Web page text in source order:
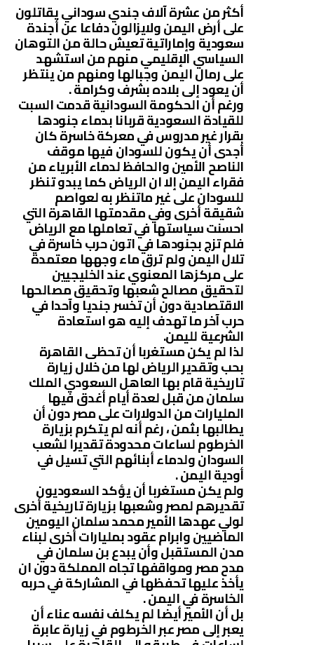
أكثر من عشرة آلاف جندي سوداني يقاتلون
على أرض اليمن ولايزالون دفاعا عن أجندة
سعودية وإماراتية تعيش حالة من التوهان
السياسي الإقليمي منهم من استشهد
على رمال اليمن وجبالها ومنهم من ينتظر
أن يعود إلى بلاده بشرف وكرامة .
ورغم أن الحكومة السودانية قدمت السبت
للقيادة السعودية قربانا بدماء جنودها
بقرار غير مدروس في معركة خاسرة كان
أجدى أن يكون للسودان فيها موقف
الناصح الأمين والحافظ لدماء الأبرياء من
فقراء اليمن إلا ان الرياض كما يبدو تنظر
للسودان على غير ماتنظر به لعواصم
شقيقة أخرى وفي مقدمتها القاهرة التي
احسنت سياستها في تعاملها مع الرياض
فلم تزج بجنودها في اتون حرب خاسرة في
تلال اليمن ولم ترق ماء وجهها معتمدة
على مركزها المعنوي عند الخليجيين
لتحقيق مصالح شعبها وتحقيق مصالحها
الاقتصادية دون أن تخسر جنديا وآحدا في
حرب آخر ما تهدف إليه هو استعادة
الشرعية لليمن.
لذا لم يكن مستغربا أن تحظى القاهرة
بحب وتقدير الرياض لها من خلال زيارة
تاريخية قام بها العاهل السعودي الملك
سلمان من قبل لعدة أيام أغدق فيها
المليارات من الدولارات على مصر دون أن
يطالبها بثمن ، رغم أنه لم يتكرم بزيارة
الخرطوم لساعات محدودة تقديرا لشعب
السودان ولدماء أبنائهم التي تسيل في
أودية اليمن .
ولم يكن مستغربا أن يؤكد السعوديون
تقديرهم لمصر وشعبها بزيارة تاريخية أخرى
لولي عهدها الأمير محمد سلمان اليومين
الماضيين وابرام عقود بمليارات أخرى لبناء
مدن المستقبل وأن يبدع بن سلمان في
مدح مصر ومواقفها تجاه المملكة دون ان
يأخذ عليها تحفظها في المشاركة في حربه
الخاسرة في اليمن .
بل أن الأمير أيضا لم يكلف نفسه عناء أن
يعبر إلى مصر عبر الخرطوم في زيارة عابرة